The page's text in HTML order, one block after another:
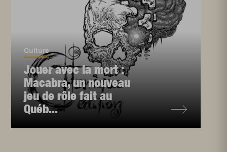
Culture
Jouer avec la mort :
Macabra, un nouveau
jeu de rôle fait au
Québ...